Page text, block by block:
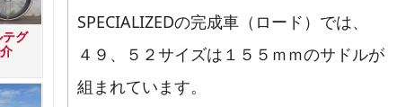
SPECIALIZEDの完成車（ロード）では、
４９、５２サイズは１５５ｍｍのサドルが
組まれています。
グ